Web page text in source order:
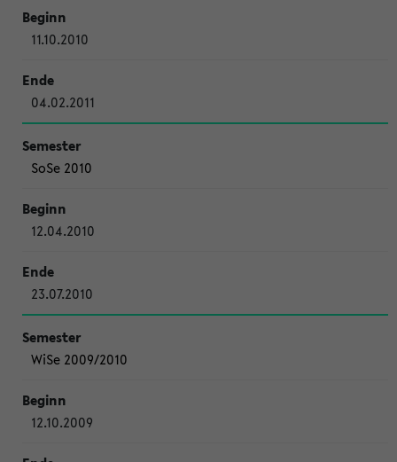
11.10.2010
04.02.2011
SoSe 2010
12.04.2010
23.07.2010
WiSe 2009/2010
12.10.2009